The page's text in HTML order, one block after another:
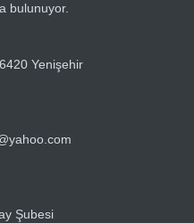
bulunuyor.
Yenişehir
Şubesi